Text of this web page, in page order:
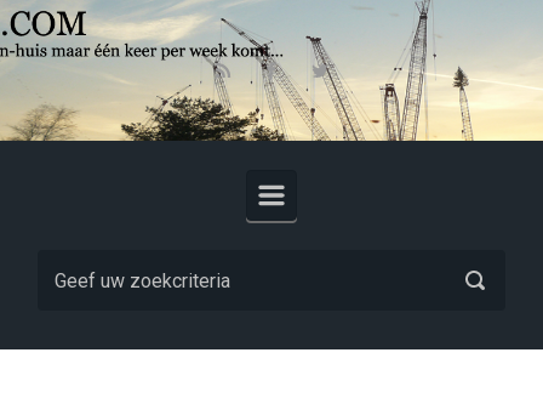
Skip to main content